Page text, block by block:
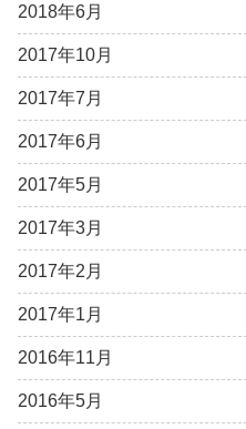
2018年6月
2017年10月
2017年7月
2017年6月
2017年5月
2017年3月
2017年2月
2017年1月
2016年11月
2016年5月